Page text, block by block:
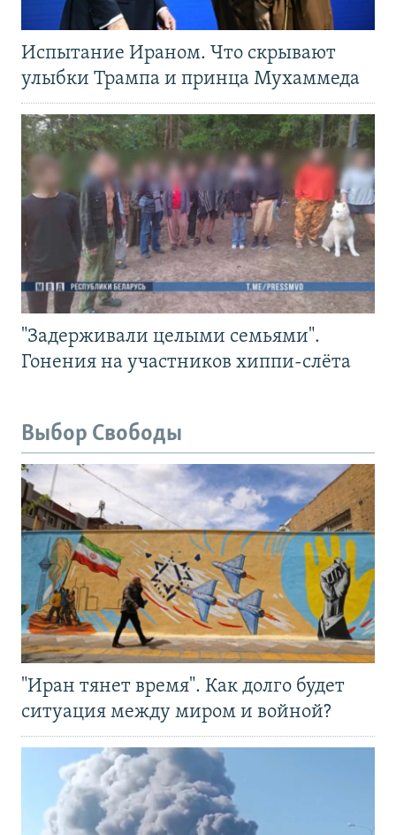
Испытание Ираном. Что скрывают
улыбки Трампа и принца Мухаммеда
"Задерживали целыми семьями".
Гонения на участников хиппи-слёта
Выбор Свободы
"Иран тянет время". Как долго будет
ситуация между миром и войной?